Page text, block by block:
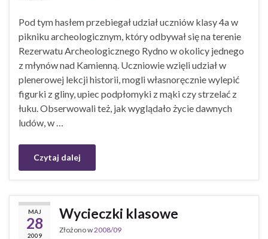
Pod tym hasłem przebiegał udział uczniów klasy 4a w
pikniku archeologicznym, który odbywał się na terenie
Rezerwatu Archeologicznego Rydno w okolicy jednego
z młynów nad Kamienną. Uczniowie wzięli udział w
plenerowej lekcji historii, mogli własnoręcznie wylepić
figurki z gliny, upiec podpłomyki z mąki czy strzelać z
łuku. Obserwowali też, jak wyglądało życie dawnych
ludów, w …
Czytaj dalej
MAJ
28
2009
Wycieczki klasowe
Złożono w2008/09